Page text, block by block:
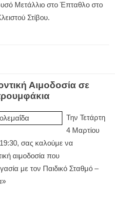
Μετάλλιο στο Έπταθλο στο
Στίβου.
Αιμοδοσία σε
Την Τετάρτη
4 Μαρτίου
σας καλούμε να
αιμοδοσία που
με τον Παιδικό Σταθμό –